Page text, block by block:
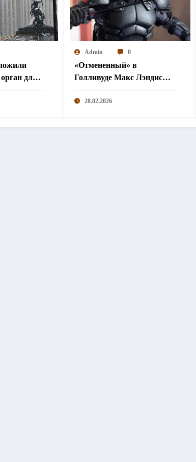
для
Admin 0
«Отмененный» в
Голливуде Макс Лэндис
перезапустит «Бросок
Кобры»
28.02.2026